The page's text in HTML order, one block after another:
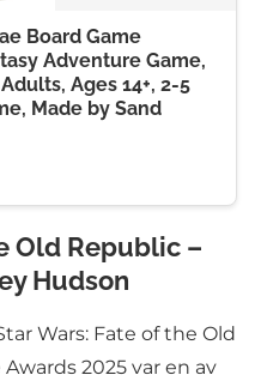
Board Game
Adventure Game,
Ages 14+, 2-5
Made by Sand
Old Republic –
Hudson
Wars: Fate of the Old
2025 var en av